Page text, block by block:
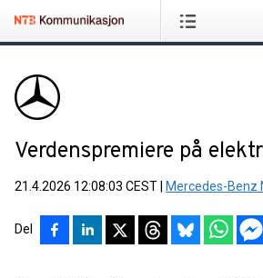
Verdenspremiere på
21.4.2026 12:08:03 CEST Mercedes-Benz
Del